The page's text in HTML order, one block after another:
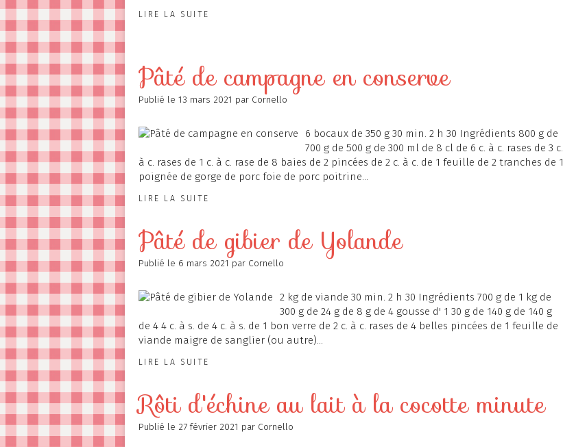
LIRE LA SUITE
Pâté de campagne en conserve
Publié le 13 mars 2021 par Cornello
6 bocaux de 350 g 30 min. 2 h 30 Ingrédients 800 g de
700 g de 500 g de 300 ml de 8 cl de 6 c. à c. rases de 3 c.
à c. rases de 1 c. à c. rase de 8 baies de 2 pincées de 2 c. à c. de 1 feuille de 2 tranches de 1
poignée de gorge de porc foie de porc poitrine...
LIRE LA SUITE
Pâté de gibier de Yolande
Publié le 6 mars 2021 par Cornello
2 kg de viande 30 min. 2 h 30 Ingrédients 700 g de 1 kg de
300 g de 24 g de 8 g de 4 gousse d' 1 30 g de 140 g de 140 g
de 4 4 c. à s. de 4 c. à s. de 1 bon verre de 2 c. à c. rases de 4 belles pincées de 1 feuille de
viande maigre de sanglier (ou autre)...
LIRE LA SUITE
Rôti d'échine au lait à la cocotte minute
Publié le 27 février 2021 par Cornello